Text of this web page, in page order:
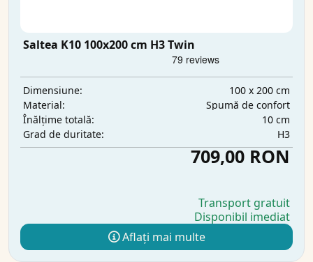
Saltea K10 100x200 cm H3 Twin
Dimensiune:
100 x 200 cm
Material:
Spumă de confort
Înălțime totală:
10 cm
Grad de duritate:
H3
709,00 RON
Transport gratuit
Disponibil imediat
Aflați mai multe